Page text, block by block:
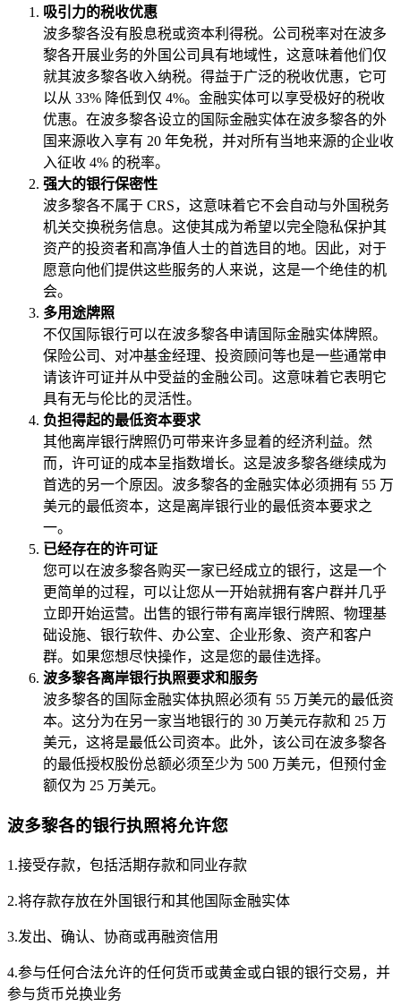
吸引力的税收优惠
波多黎各没有股息税或资本利得税。公司税率对在波多
黎各开展业务的外国公司具有地域性，这意味着他们仅
就其波多黎各收入纳税。得益于广泛的税收优惠，它可
以从 33% 降低到仅 4%。金融实体可以享受极好的税收
优惠。在波多黎各设立的国际金融实体在波多黎各的外
国来源收入享有 20 年免税，并对所有当地来源的企业收
入征收 4% 的税率。
强大的银行保密性
波多黎各不属于 CRS，这意味着它不会自动与外国税务
机关交换税务信息。这使其成为希望以完全隐私保护其
资产的投资者和高净值人士的首选目的地。因此，对于
愿意向他们提供这些服务的人来说，这是一个绝佳的机
会。
多用途牌照
不仅国际银行可以在波多黎各申请国际金融实体牌照。
保险公司、对冲基金经理、投资顾问等也是一些通常申
请该许可证并从中受益的金融公司。这意味着它表明它
具有无与伦比的灵活性。
负担得起的最低资本要求
其他离岸银行牌照仍可带来许多显着的经济利益。然
而，许可证的成本呈指数增长。这是波多黎各继续成为
首选的另一个原因。波多黎各的金融实体必须拥有 55 万
美元的最低资本，这是离岸银行业的最低资本要求之
一。
已经存在的许可证
您可以在波多黎各购买一家已经成立的银行，这是一个
更简单的过程，可以让您从一开始就拥有客户群并几乎
立即开始运营。出售的银行带有离岸银行牌照、物理基
础设施、银行软件、办公室、企业形象、资产和客户
群。如果您想尽快操作，这是您的最佳选择。
波多黎各离岸银行执照要求和服务
波多黎各的国际金融实体执照必须有 55 万美元的最低资
本。这分为在另一家当地银行的 30 万美元存款和 25 万
美元，这将是最低公司资本。此外，该公司在波多黎各
的最低授权股份总额必须至少为 500 万美元，但预付金
额仅为 25 万美元。
波多黎各的银行执照将允许您
1.接受存款，包括活期存款和同业存款
2.将存款存放在外国银行和其他国际金融实体
3.发出、确认、协商或再融资信用
4.参与任何合法允许的任何货币或黄金或白银的银行交易，并
参与货币兑换业务